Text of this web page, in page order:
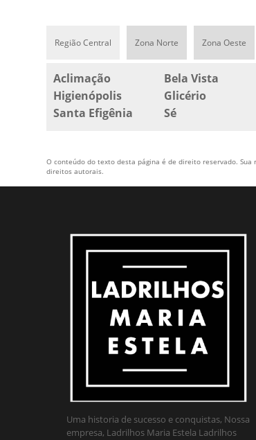
Região Central Zona Norte Zona Oeste
Aclimação Bela Vista
Higienópolis
Glicério
Santa Efigênia
Sé
O conteúdo do texto desta página é de direito reservado.
direitos autorais.
Uma historia de sucesso e conquistas, Nossa
empresa, Ladrilhos Maria Estela Ladrilhos